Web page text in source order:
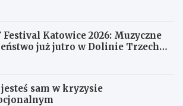
Festival Katowice 2026: Muzyczne
już jutro w Dolinie Trzech
sam w kryzysie